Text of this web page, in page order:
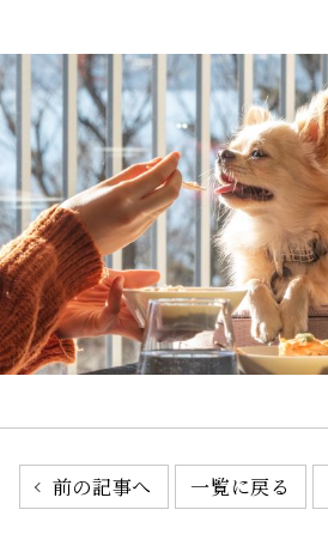
前の記事へ 一覧に戻る